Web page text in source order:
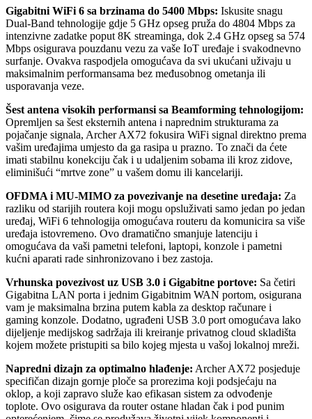
Gigabitni WiFi 6 sa brzinama do 5400 Mbps: Iskusite snagu
Dual-Band tehnologije gdje 5 GHz opseg pruža do 4804 Mbps za
intenzivne zadatke poput 8K streaminga, dok 2.4 GHz opseg sa 574
Mbps osigurava pouzdanu vezu za vaše IoT uređaje i svakodnevno
surfanje. Ovakva raspodjela omogućava da svi ukućani uživaju u
maksimalnim performansama bez međusobnog ometanja ili
usporavanja veze.
Šest antena visokih performansi sa Beamforming tehnologijom:
Opremljen sa šest eksternih antena i naprednim strukturama za
pojačanje signala, Archer AX72 fokusira WiFi signal direktno prema
vašim uređajima umjesto da ga rasipa u prazno. To znači da ćete
imati stabilnu konekciju čak i u udaljenim sobama ili kroz zidove,
eliminišući “mrtve zone” u vašem domu ili kancelariji.
OFDMA i MU-MIMO za povezivanje na desetine uređaja: Za
razliku od starijih routera koji mogu opsluživati samo jedan po jedan
uređaj, WiFi 6 tehnologija omogućava routeru da komunicira sa više
uređaja istovremeno. Ovo dramatično smanjuje latenciju i
omogućava da vaši pametni telefoni, laptopi, konzole i pametni
kućni aparati rade sinhronizovano i bez zastoja.
Vrhunska povezivost uz USB 3.0 i Gigabitne portove: Sa četiri
Gigabitna LAN porta i jednim Gigabitnim WAN portom, osigurana
vam je maksimalna brzina putem kabla za desktop računare i
gaming konzole. Dodatno, ugrađeni USB 3.0 port omogućava lako
dijeljenje medijskog sadržaja ili kreiranje privatnog cloud skladišta
kojem možete pristupiti sa bilo kojeg mjesta u vašoj lokalnoj mreži.
Napredni dizajn za optimalno hlađenje: Archer AX72 posjeduje
specifičan dizajn gornje ploče sa prorezima koji podsjećaju na
oklop, a koji zapravo služe kao efikasan sistem za odvođenje
toplote. Ovo osigurava da router ostane hladan čak i pod punim